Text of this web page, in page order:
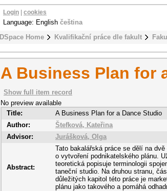
DSpace Home Kvalifikační práce dle fakult
Login cookies
Language: English čeština
A Business Plan for
Show full item record
No preview available
Title:
A Business Plan for a Dance Studio
Author:
Štefková, Kateřina
Advisor:
Jurášková, Olga
Abstract:
Tato bakalářská práce se dělí na
o vytvoření podnikatelského plánu.
teoretická popisuje terminologii
taneční studio. Na druhou stranu,
důležitých kapitol této práce je
plánu jako takového a pomáhá